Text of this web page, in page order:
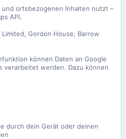
und ortsbezogenen Inhalten nutzt –
API.
Gordon House, Barrow
können Daten an Google
verarbeitet werden. Dazu können
durch dein Gerät oder deinen